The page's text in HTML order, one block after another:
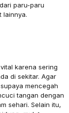
paru-paru
lainnya.
karena sering
di sekitar. Agar
mencegah
tangan dengan
sehari. Selain itu,